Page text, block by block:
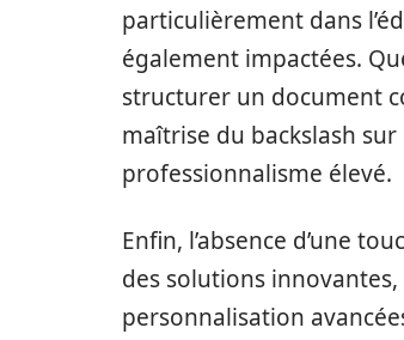
particulièrement dans
également impactées.
structurer un document
maîtrise du backslash
professionnalisme élevé.
Enfin, l’absence d’une
des solutions
personnalisation